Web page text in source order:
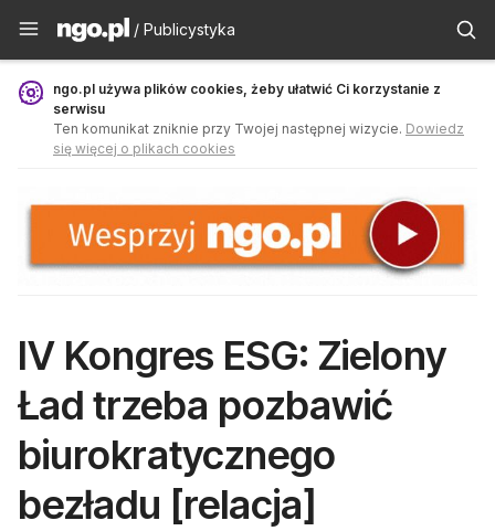
Publicystyka - ngo.pl
/ Publicystyka
ngo.pl używa plików cookies, żeby ułatwić Ci korzystanie z
serwisu
Ten komunikat zniknie przy Twojej następnej wizycie. Dowiedz
się więcej o plikach cookies
IV Kongres ESG: Zielony
Ład trzeba pozbawić
biurokratycznego
bezładu [relacja]